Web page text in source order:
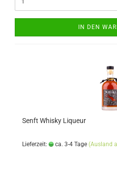
IN DEN
Senft Whisky Liqueur
Lieferzeit: ca. 3-4 Tage (Ausland